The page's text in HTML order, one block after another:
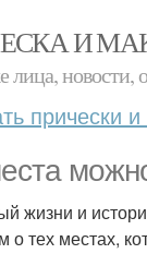
И
новости,
прически
жизни и
о тех местах,